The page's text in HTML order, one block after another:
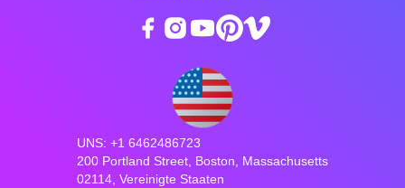
UNS: +1 6462486723
200 Portland Street, Boston, Massachusetts
02114, Vereinigte Staaten